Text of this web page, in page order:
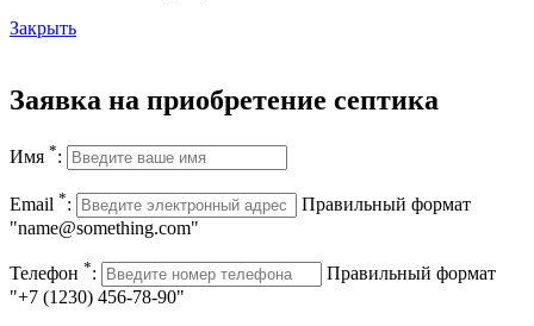
Закрыть
Заявка на приобретение септика
Имя *:
Email *:
Правильный формат
"name@something.com"
Телефон *:
Правильный формат
"+7 (1230) 456-78-90"